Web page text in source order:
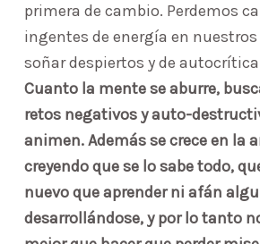
primera de cambio. Perdemos
ingentes de energía en
soñar despiertos y de
Cuanto la mente se aburre,
retos negativos y auto-
animen. Además se crece en la
creyendo que se lo sabe todo,
nuevo que aprender ni afán
desarrollándose, y por lo tanto